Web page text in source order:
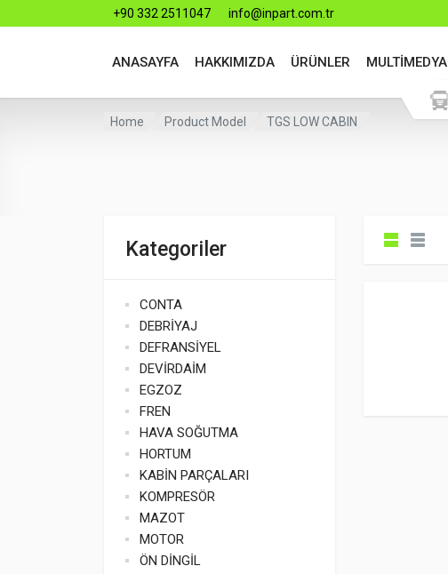
+90 332 2511047 info@inpart.com.tr
ANASAYFA HAKKIMIZDA ÜRÜNLER MULTİMEDYA
Home Product Model TGS LOW CABIN
Kategoriler
CONTA
DEBRİYAJ
DEFRANSİYEL
DEVİRDAİM
EGZOZ
FREN
HAVA SOĞUTMA
HORTUM
KABİN PARÇALARI
KOMPRESÖR
MAZOT
MOTOR
ÖN DİNGİL